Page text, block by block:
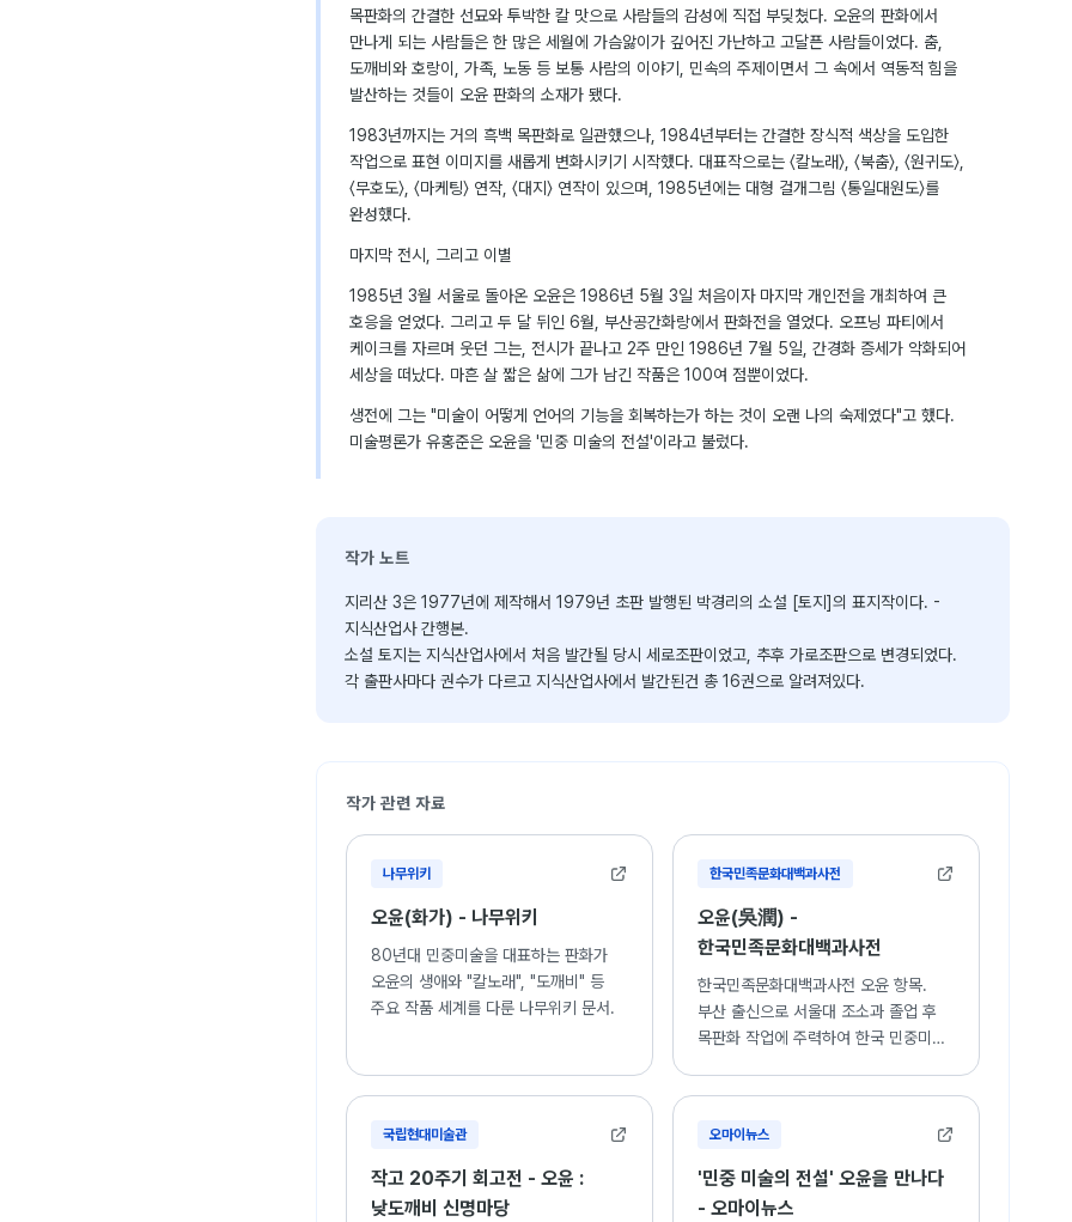
목판화의 간결한 선묘와 투박한 칼 맛으로 사람들의 감성에 직접 부딪쳤다. 오윤의 판화에서
만나게 되는 사람들은 한 많은 세월에 가슴앓이가 깊어진 가난하고 고달픈 사람들이었다. 춤,
도깨비와 호랑이, 가족, 노동 등 보통 사람의 이야기, 민속의 주제이면서 그 속에서 역동적 힘을
발산하는 것들이 오윤 판화의 소재가 됐다.
1983년까지는 거의 흑백 목판화로 일관했으나, 1984년부터는 간결한 장식적 색상을 도입한
작업으로 표현 이미지를 새롭게 변화시키기 시작했다. 대표작으로는 〈칼노래〉, 〈북춤〉, 〈원귀도〉,
〈무호도〉, 〈마케팅〉 연작, 〈대지〉 연작이 있으며, 1985년에는 대형 걸개그림 〈통일대원도〉를
완성했다.
마지막 전시, 그리고 이별
1985년 3월 서울로 돌아온 오윤은 1986년 5월 3일 처음이자 마지막 개인전을 개최하여 큰
호응을 얻었다. 그리고 두 달 뒤인 6월, 부산공간화랑에서 판화전을 열었다. 오프닝 파티에서
케이크를 자르며 웃던 그는, 전시가 끝나고 2주 만인 1986년 7월 5일, 간경화 증세가 악화되어
세상을 떠났다. 마흔 살 짧은 삶에 그가 남긴 작품은 100여 점뿐이었다.
생전에 그는 "미술이 어떻게 언어의 기능을 회복하는가 하는 것이 오랜 나의 숙제였다"고 했다.
미술평론가 유홍준은 오윤을 '민중 미술의 전설'이라고 불렀다.
작가 노트
지리산 3은 1977년에 제작해서 1979년 초판 발행된 박경리의 소설 [토지]의 표지작이다. -
지식산업사 간행본.
소설 토지는 지식산업사에서 처음 발간될 당시 세로조판이었고, 추후 가로조판으로 변경되었다.
각 출판사마다 권수가 다르고 지식산업사에서 발간된건 총 16권으로 알려져있다.
작가 관련 자료
나무위키
오윤(화가) - 나무위키
80년대 민중미술을 대표하는 판화가
오윤의 생애와 "칼노래", "도깨비" 등
주요 작품 세계를 다룬 나무위키 문서.
한국민족문화대백과사전
오윤(吳潤) -
한국민족문화대백과사전
한국민족문화대백과사전 오윤 항목.
부산 출신으로 서울대 조소과 졸업 후
목판화 작업에 주력하여 한국 민중미술
국립현대미술관
작고 20주기 회고전 - 오윤 :
낮도깨비 신명마당
오마이뉴스
'민중 미술의 전설' 오윤을 만나다
- 오마이뉴스